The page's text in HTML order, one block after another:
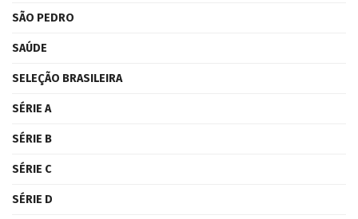
SÃO PEDRO
SAÚDE
SELEÇÃO BRASILEIRA
SÉRIE A
SÉRIE B
SÉRIE C
SÉRIE D